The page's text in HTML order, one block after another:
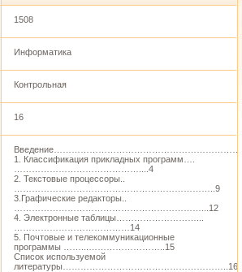
1508
Информатика
Контрольная
16
1. Классификация прикладных программ….
……………………………………....4
2. Текстовые процессоры..
…………………………………………………………..9
3.Графические редакторы..
………………………………………………………...12
4. Электронные таблицы………………………...
…………………………………14
5. Почтовые и телекоммуникационные
программы ……...……………………..15
Список используемой
литературы………………………………………………..16